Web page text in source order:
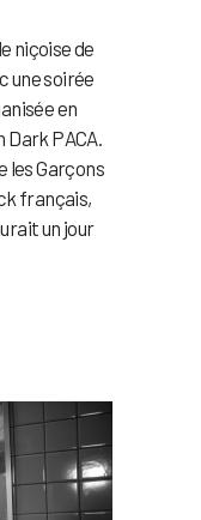
niçoise de
une soirée
en
PACA.
les Garçons
français,
un jour